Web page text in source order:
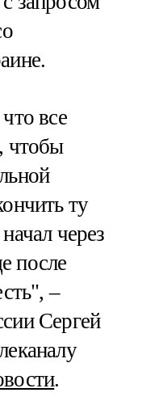
все
чтобы
ту
через
после
–
Сергей
.